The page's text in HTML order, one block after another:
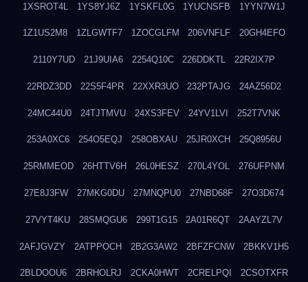
1XSROT4L 1YS8YJ6Z 1YSKFL0G 1YUCNSFB 1YYN7W1J
1Z1US2M8 1ZLGWTF7 1ZOCGLFM 206VNFLF 20GH4EFO
2110Y7UD 21J9UIA6 2254Q10C 226DDKTL 22R2IX7P
22RDZ3DD 22S5F4PR 22XXR3UO 232PTAJG 24AZ56D2
24MC44U0 24TJTMVU 24XS3FEV 24YV1LVI 252T7VNK
253A0XC6 254O5EQJ 258OBXAU 25JR0XCH 25Q8956U
25RMMEOD 26HTTV6H 26L0HESZ 270L4YOL 276UFPNM
27E8J3FW 27MKG0DU 27MNQPU0 27NBD68F 27O3D674
27VYT4KU 28SMQGU6 299T1G15 2A01R6QT 2AAYZL7V
2AFJGVZY 2ATPPOCH 2B2G3AW2 2BFZFCNW 2BKKV1H5
2BLDOOU6 2BRHOLRJ 2CKA0HWT 2CRELPQI 2CSOTXFR